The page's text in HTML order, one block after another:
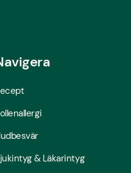
& Läkarintyg